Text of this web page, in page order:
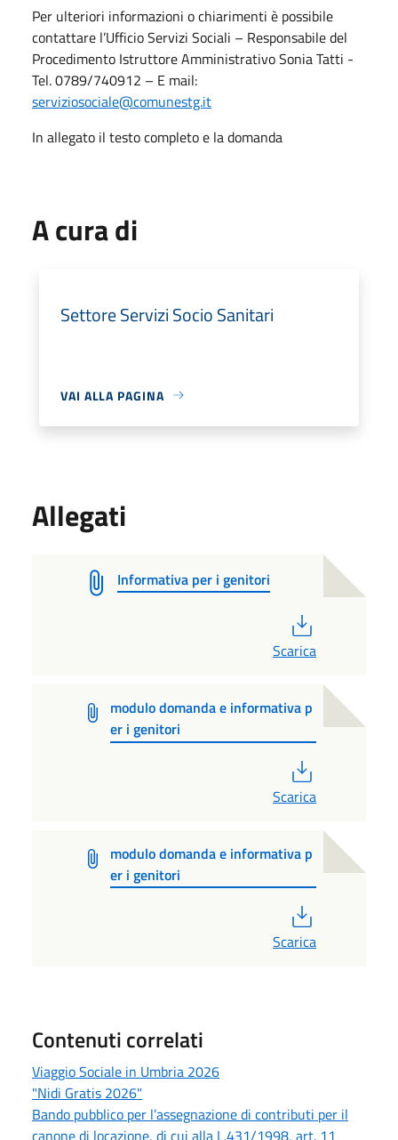
Per ulteriori informazioni o chiarimenti è possibile
contattare l’Ufficio Servizi Sociali – Responsabile del
Procedimento Istruttore Amministrativo Sonia Tatti -
Tel. 0789/740912 – E mail:
serviziosociale@comunestg.it
In allegato il testo completo e la domanda
A cura di
Settore Servizi Socio Sanitari
VAI ALLA PAGINA
Allegati
Informativa per i genitori
Scarica
modulo domanda e informativa p
er i genitori
Scarica
modulo domanda e informativa p
er i genitori
Scarica
Contenuti correlati
Viaggio Sociale in Umbria 2026
"Nidi Gratis 2026"
Bando pubblico per l’assegnazione di contributi per il